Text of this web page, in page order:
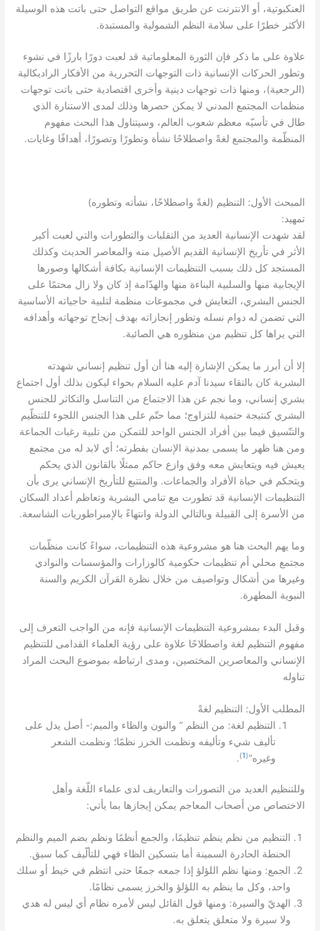
العنكبوتية، أو الانترنت عن طريق مواقع التواصل حتى باتت هذه الوسيلة
الأكثر خطرًا على سلامة النظم الشمولية والمستبدة.
علاوة على ما ذكر فإن الثورة المعلوماتية قد لعبت دورًا بارزًا في نشوء
وتطور الحركات الإنسانية ذات التوجهات التحررية من الأفكار الراديكالية
( الرجعية)، ومنها ذات توجهات دينية وأخرى اقتصادية حتى باتت توجهات
منظمات المجتمع المدني لا يمكن حصرها وذلك لمدى الاستنارة الذي
طال في تأسيّه معظم شعوب العالم، وسيتناول هذا البحث مفهوم
المنظّمة والمجتمع لغةً واصطلاحًا نشأة وتطورًا وتصورًا، أهدافًا وغايات.
المبحث الأول: التنظيم (لغةً واصطلاحًا، نشأته وتطوره)
تمهيد:
لقد شهدت الإنسانية العديد من التقلبات والتطورات والتي لعبت أكبر
الأثر في تأريخ الإنسانية القديم الأصيل منه والمعاصر الحديث وكذلك
المستجد كل ذلك بسبب التنظيمات الإنسانية بكافة أشكالها وصورها
الإيجابية منها والسلبية البناءة منها والهدّامة إذ كان ولا زال محتمًا على
الجنس البشري، التعايش في مجموعات منظمة لتلبية حاجياته الأساسية
التي تضمن له دوام نسله وتطور إنجازاته بهدف إنجاح توجهاته وأهدافه
التي يراها كل تنظيم من منظوره هي الصائبة.
إلا أن أبرز ما يمكن الإشارة إليه هنا أن أول تنظيم إنساني شهدته
البشرية كان بالتقاء سيدنا آدم عليه السلام بحواء ليكون بذلك أول اجتماع
بشري إنساني، وما نجم عن هذا الاجتماع من التناسل والتكاثر للجنس
البشري كنتيجة حتمية للتزاوج؛ مما حتّم على هذا الجنس اللجوء للتنظّيم
والتنّسيق فيما بين أفراد الجنس الواحد للتمكن من تلبية رغبات الجماعة
ومن هنا ظهر ما يسمى بمدنية الإنسان بفطرته؛ أي لابد له من مجتمع
يعيش فيه ويتعايش معه وفق وازع حاكم ممثلًا بالقانون الذي يحكم
ويتحكم في حياة الأفراد والجماعات. والمتتبع للتأريخ الإنساني يرى بأن
التنظيمات الإنسانية قد تطورت مع تنامي البشرية وتعاظم أعداد السكان
من الأسرة إلى القبيلة وبالتالي الدولة وانتهاءً بالإمبراطوريات الشاسعة.
وما يهم البحث هنا هو مشروعية هذه التنظيمات، سواءً كانت منظّمات
مجتمع محلي أم تنظيمات حكومية كالوزارات والمؤسسات والنوادي
وغيرها من أشكال وتواصيف من خلال نظرة القرآن الكريم والسنة
النبوية المطهرة.
وقبل البدء بمشروعية التنظيمات الإنسانية فإنه من الواجب التعرف إلى
مفهوم التنظيم لغة واصطلاحًا علاوة على رؤية العلماء القدامى للتنظيم
الإنساني والمعاصرين المختصين، ومدى ارتباطه بموضوع البحث المراد
تناوله
المطلب الأول: التنظيم لغةً
التنظيم لغة: من النظم ” والنون والظاء والميم :- أصل يدل على
تأليف شيء وتأليفه ونظمت الخرز نظمًا؛ ونظمت الشعر
وغيره“
(
1
)
.
وللتنظيم العديد من التصورات والتعاريف لدى علماء اللّغة وأهل
الاختصاص من أصحاب المعاجم يمكن إيجازها بما يأتي:
التنظيم من نظم ينظم تنظيمًا، والجمع أنظمًا ونظم بضم الميم والنظم
الحنطة الحادرة السمينة أما بتسكين الظاء فهي للتألّيف كما سبق.
الجمع: ومنها نظم اللؤلؤ إذا جمعه جمعًا حتى انتظم في خيط أو سلك
واحد، وكل ما ينظم به اللؤلؤ والخرز يسمى نظامًا.
الهديّ والسيرة: ومنها قول القائل ليس لأمره نظام أي ليس له هدي
ولا سيرة ولا متعلق يتعلق به.